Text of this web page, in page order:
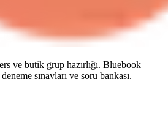
ve butik grup hazırlığı. Bluebook
sınavları ve soru bankası.